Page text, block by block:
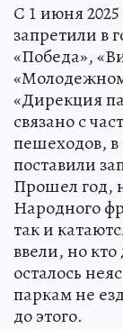
С 1 июня
запретили в
«Победа»,
«Дирекция
связано с
пешеходов, в
поставили
Прошел год,
Народного
так и
ввели, но
осталось
паркам не
до этого.